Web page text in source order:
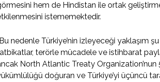
hem de Hindistan ile ortak
istememektedir.
nedenle Türkiye’nin izleyeceği yaklaşım
terörle mücadele ve istihbarat
North Atlantic Treaty
doğuran ve Türkiye’yi üçüncü